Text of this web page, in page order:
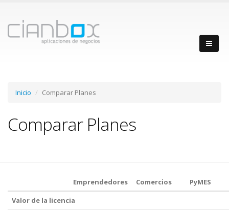
Inicio Comparar Planes
Comparar Planes
Emprendedores Comercios
PyMES
Valor de la licencia